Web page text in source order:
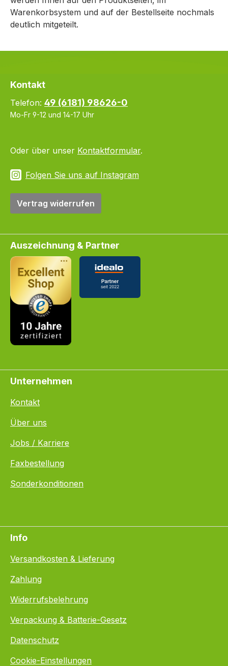
Warenkorbsystem und auf der Bestellseite nochmals
deutlich mitgeteilt.
Kontakt
Telefon: 49 (6181) 98626-0
Mo-Fr 9-12 und 14-17 Uhr
Oder über unser Kontaktformular.
Folgen Sie uns auf Instagram
Vertrag widerrufen
Auszeichnung & Partner
Unternehmen
Kontakt
Über uns
Jobs / Karriere
Faxbestellung
Sonderkonditionen
Info
Versandkosten & Lieferung
Zahlung
Widerrufsbelehrung
Verpackung & Batterie-Gesetz
Datenschutz
Cookie-Einstellungen